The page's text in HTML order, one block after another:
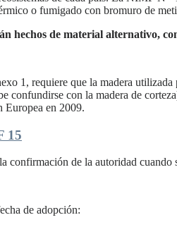
o fumigado con bromuro de
hechos de material alternativo,
1, requiere que la madera utilizada
confundirse con la madera de
Europea en 2009.
15
confirmación de la autoridad cuando
de adopción: